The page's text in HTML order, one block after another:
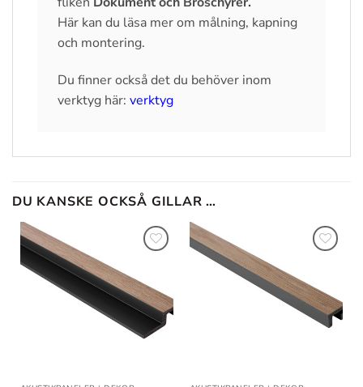
Här kan du läsa mer om målning, kapning
och montering.
Du finner också det du behöver inom
verktyg här: verktyg
DU KANSKE OCKSÅ GILLAR …
Lägg till
i
önskelistan
Lägg till
i
önskelistan